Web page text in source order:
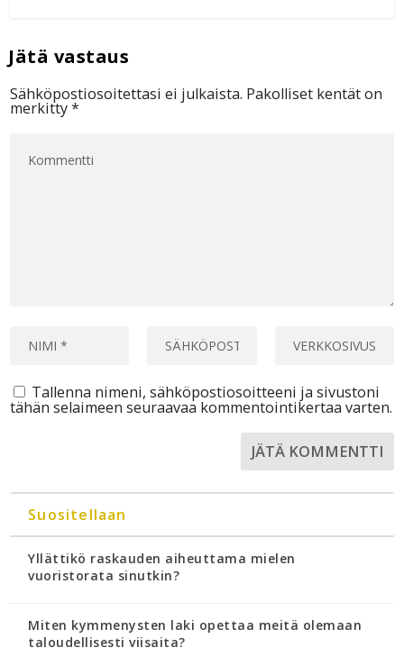
Sähköpostiosoitettasi ei julkaista. Pakolliset kentät on
merkitty*
Tallenna nimeni, sähköpostiosoitteeni ja sivustoni
tähän selaimeen seuraavaa kommentointikertaa varten.
Suositellaan
Yllättikö raskauden aiheuttama mielen
vuoristorata sinutkin?
Miten kymmenysten laki opettaa meitä olemaan
taloudellisesti viisaita?